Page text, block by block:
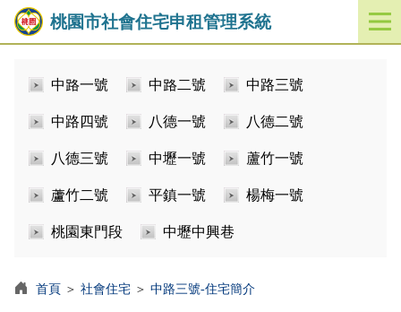
桃園市社會住宅申租管理系統
開
啟
中路一號 中路二號 中路三號
中路四號 八德一號 八德二號
八德三號 中壢一號 蘆竹一號
蘆竹二號 平鎮一號 楊梅一號
桃園東門段 中壢中興巷
首頁 ＞ 社會住宅 ＞ 中路三號-住宅簡介